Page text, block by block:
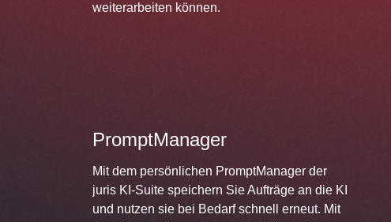
weiterarbeiten können.
PromptManager
Mit dem persönlichen PromptManager der
juris KI-Suite speichern Sie Aufträge an die KI
und nutzen sie bei Bedarf schnell erneut. Mit